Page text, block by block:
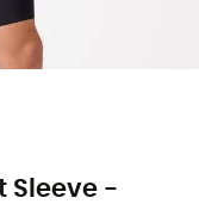
Sleeve -
kombinézy
na
odporu při